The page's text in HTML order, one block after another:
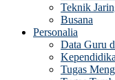
Teknik
Busana
Personalia
Data Guru
Tugas